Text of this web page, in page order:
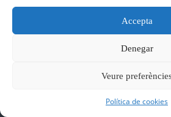
Accepta
Denegar
Veure
Política de cookies
Articles de regal i festa, postals,
mascaretes nacionals.